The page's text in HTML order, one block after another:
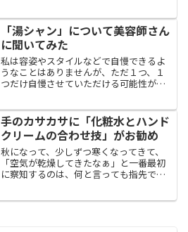
寒を作ったり、ゼラチンとフルーツの缶
詰でゼリーを作ったりするの...
「湯シャン」について美容師さん
に聞いてみた
私は容姿やスタイルなどで自慢できるよ
うなことはありませんが、ただ１つ、１
つだけ自慢させていただける可能性があ
ワッと膨らむようなことは無く、頭のて
っぺんには天使の輪があり...
手のカサカサに「化粧水とハンド
クリームの合わせ技」がお勧め
秋になって、少しずつ寒くなってきて、
「空気が乾燥してきたなぁ」と一番最初
に察知するのは、何と言っても指先で